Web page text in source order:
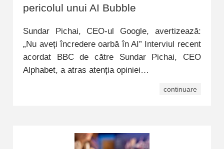
pericolul unui AI Bubble
Sundar Pichai, CEO-ul Google, avertizează:
„Nu aveți încredere oarbă în AI” Interviul recent
acordat BBC de către Sundar Pichai, CEO
Alphabet, a atras atenția opiniei…
continuare